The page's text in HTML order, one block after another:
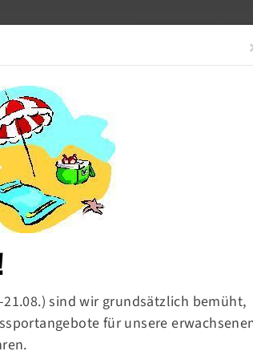
Barrierefreie
Fitness & Gesundheit
sind wir grundsätzlich bemüht,
für unsere